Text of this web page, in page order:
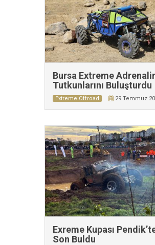
Bursa Extreme
Tutkunlarını Buluşturdu
Extreme Offroad 29 Temmuz
Exreme Kupası
Son Buldu